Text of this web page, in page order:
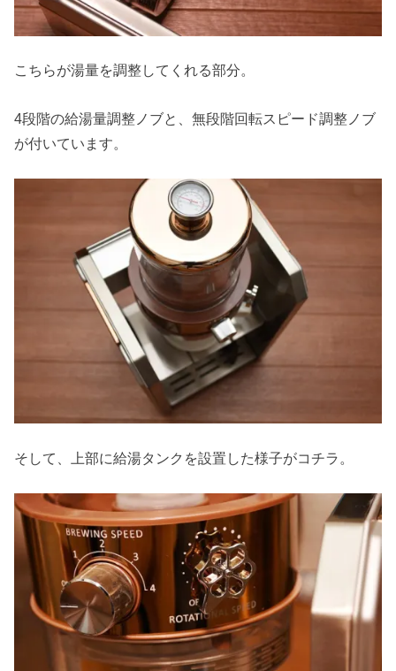
こちらが湯量を調整してくれる部分。
4段階の給湯量調整ノブと、無段階回転スピード調整ノブ
が付いています。
そして、上部に給湯タンクを設置した様子がコチラ。